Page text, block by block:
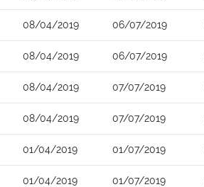
08/04/2019 06/07/2019
08/04/2019 06/07/2019
08/04/2019 07/07/2019
08/04/2019 07/07/2019
01/04/2019 01/07/2019
01/04/2019 01/07/2019